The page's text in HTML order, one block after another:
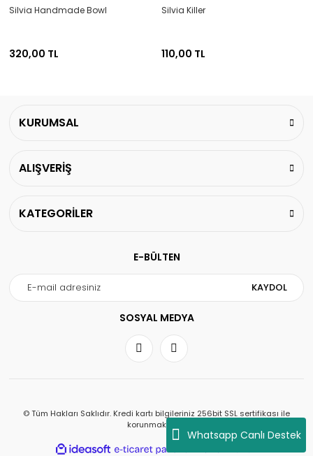
Whatsapp Canlı Destek
Silvia Handmade Bowl
320,00 TL
Silvia Killer
110,00 TL
KURUMSAL
ALIŞVERİŞ
KATEGORİLER
E-BÜLTEN
KAYDOL
SOSYAL MEDYA
© Tüm Hakları Saklıdır. Kredi kartı bilgileriniz 256bit SSL sertifikası ile
korunmaktadır.
ideasoft